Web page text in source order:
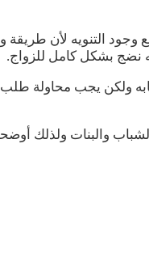
التنويه لأن
نضج بشكل كامل للزواج.
شابه ولكن يجب
والبنات ولذلك